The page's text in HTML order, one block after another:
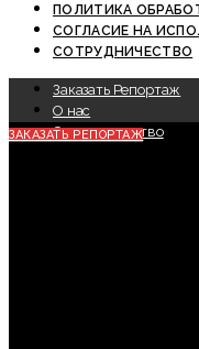
ПОЛИТИКА
СОГЛАСИЕ НА
СОТРУДНИЧЕСТВО
Заказать Репортаж
О нас
Сотрудничество
ЗАКАЗАТЬ РЕПОРТАЖ